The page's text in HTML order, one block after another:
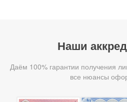
Наши
Даём 100% гарантии получения
все нюансы